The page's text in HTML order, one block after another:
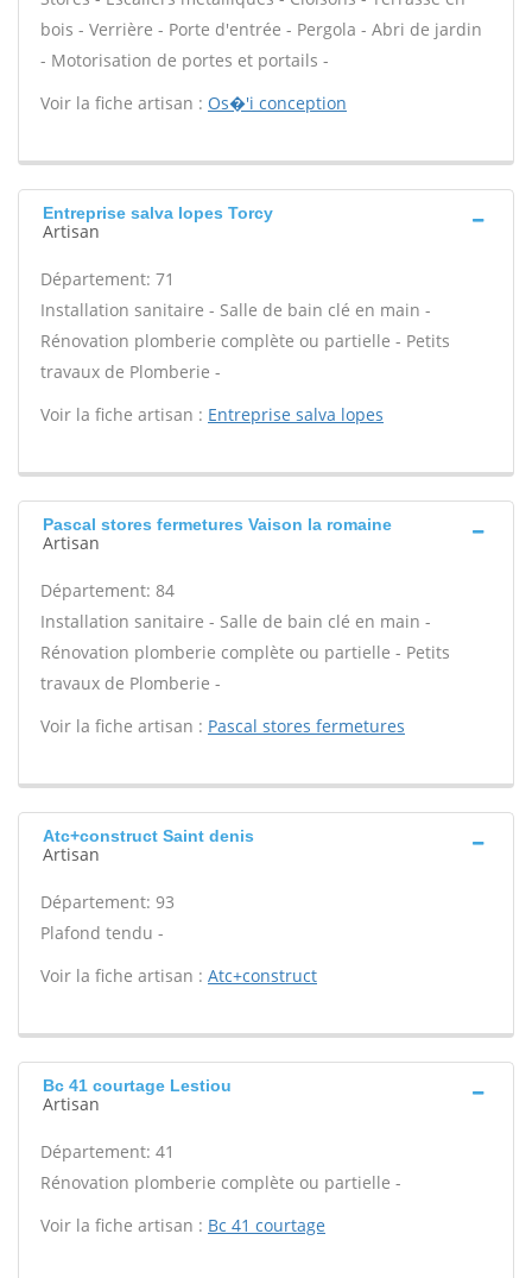
bois - Verrière - Porte d'entrée - Pergola - Abri de jardin
- Motorisation de portes et portails -
Voir la fiche artisan : Os�'i conception
Entreprise salva lopes Torcy
Artisan
Département: 71
Installation sanitaire - Salle de bain clé en main -
Rénovation plomberie complète ou partielle - Petits
travaux de Plomberie -
Voir la fiche artisan : Entreprise salva lopes
Pascal stores fermetures Vaison la romaine
Artisan
Département: 84
Installation sanitaire - Salle de bain clé en main -
Rénovation plomberie complète ou partielle - Petits
travaux de Plomberie -
Voir la fiche artisan : Pascal stores fermetures
Atc+construct Saint denis
Artisan
Département: 93
Plafond tendu -
Voir la fiche artisan : Atc+construct
Bc 41 courtage Lestiou
Artisan
Département: 41
Rénovation plomberie complète ou partielle -
Voir la fiche artisan : Bc 41 courtage